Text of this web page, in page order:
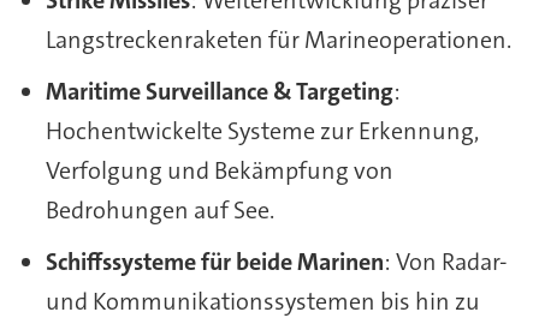
Langstreckenraketen für Marineoperationen.
Maritime Surveillance & Targeting:
Hochentwickelte Systeme zur Erkennung,
Verfolgung und Bekämpfung von
Bedrohungen auf See.
Schiffssysteme für beide Marinen: Von Radar-
und Kommunikationssystemen bis hin zu